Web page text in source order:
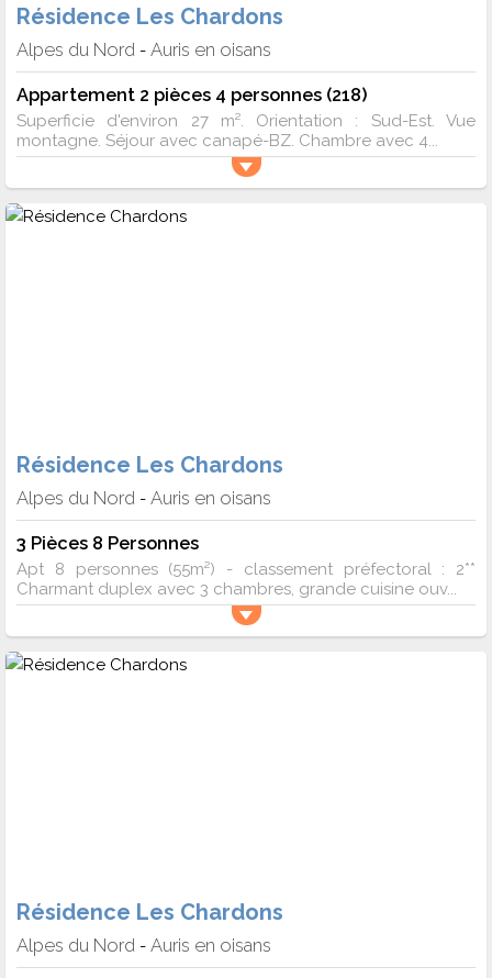
Résidence Les Chardons
Alpes du Nord - Auris en oisans
Appartement 2 pièces 4 personnes (218)
Superficie d'environ 27 m². Orientation : Sud-Est. Vue
montagne. Séjour avec canapé-BZ. Chambre avec 4...
Résidence Les Chardons
Alpes du Nord - Auris en oisans
3 Pièces 8 Personnes
Apt 8 personnes (55m²) - classement préfectoral : 2**
Charmant duplex avec 3 chambres, grande cuisine ouv...
Résidence Les Chardons
Alpes du Nord - Auris en oisans